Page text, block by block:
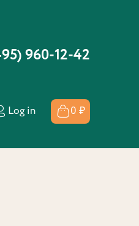
960-12-42
Log in 0 ₽